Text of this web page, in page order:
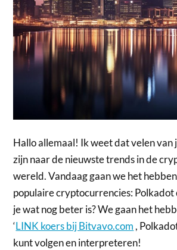
Hallo allemaal! Ik weet dat velen van
zijn naar de nieuwste trends in de
wereld. Vandaag gaan we het
populaire cryptocurrencies: Polkadot
je wat nog beter is? We gaan het
‘LINK koers bij Bitvavo.com ,
kunt volgen en interpreteren!